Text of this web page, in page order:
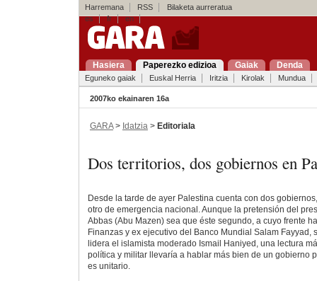
Harremana RSS
Bilaketa aurreratua
es
fr en
Hasiera Paperezko edizioa Gaiak Denda
Eguneko gaiak Euskal Herria Iritzia Kirolak Mundua
2007ko ekainaren 16a
GARA> Idatzia > Editoriala
Dos territorios, dos gobiernos en
Desde la tarde de ayer Palestina cuenta con dos
otro de emergencia nacional. Aunque la pretensión del
Abbas (Abu Mazen) sea que éste segundo, a cuyo frente
Finanzas y ex ejecutivo del Banco Mundial Salam Fayyad,
lidera el islamista moderado Ismail Haniyed, una lectura
política y militar llevaría a hablar más bien de un gobierno
es unitario.